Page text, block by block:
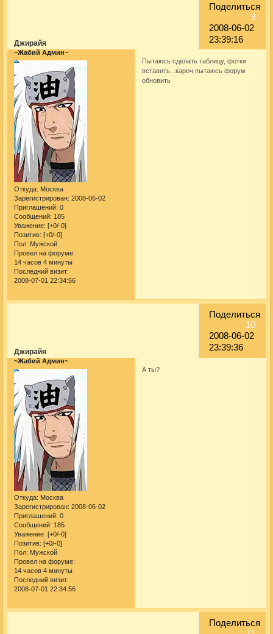
Поделиться
9
2008-06-02
23:39:16
Джирайя
~Жабий Админ~
Откуда: Москва
Зарегистрирован: 2008-06-02
Приглашений: 0
Сообщений: 185
Уважение: [+0/-0]
Позитив: [+0/-0]
Пол: Мужской
Провел на форуме:
14 часов 4 минуты
Последний визит:
2008-07-01 22:34:56
Пытаюсь сделать таблицу, фотки
вставить...кароч пытаюсь форум
обновить
Поделиться
10
2008-06-02
23:39:36
Джирайя
~Жабий Админ~
Откуда: Москва
Зарегистрирован: 2008-06-02
Приглашений: 0
Сообщений: 185
Уважение: [+0/-0]
Позитив: [+0/-0]
Пол: Мужской
Провел на форуме:
14 часов 4 минуты
Последний визит:
2008-07-01 22:34:56
А ты?
Поделиться